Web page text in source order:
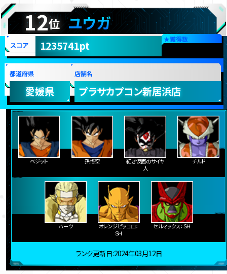
12位 ユウガ
★獲得数
スコア 1235741pt
都道府県
愛媛県
店舗名
プラサカプコン新居浜店
ベジット 孫悟空
紅き仮面のサイヤ
人
チルド
ハーツ
オレンジピッコロ：
ＳＨ
セルマックス：ＳＨ
ランク更新日:2024年03月12日